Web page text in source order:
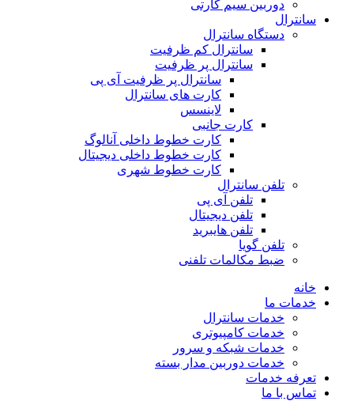
دوربین سیم کارتی
سانترال
دستگاه سانترال
سانترال کم ظرفیت
سانترال پر ظرفیت
سانترال پر ظرفیت آی پی
کارت های سانترال
لاینسس
کارت جانبی
کارت خطوط داخلی آنالوگ
کارت خطوط داخلی دیجیتال
کارت خطوط شهری
تلفن سانترال
تلفن آی پی
تلفن دیجیتال
تلفن هایبرید
تلفن گویا
ضبط مکالمات تلفنی
خانه
خدمات ما
خدمات سانترال
خدمات کامپیوتری
خدمات شبکه و سرور
خدمات دوربین مدار بسته
تعرفه خدمات
تماس با ما